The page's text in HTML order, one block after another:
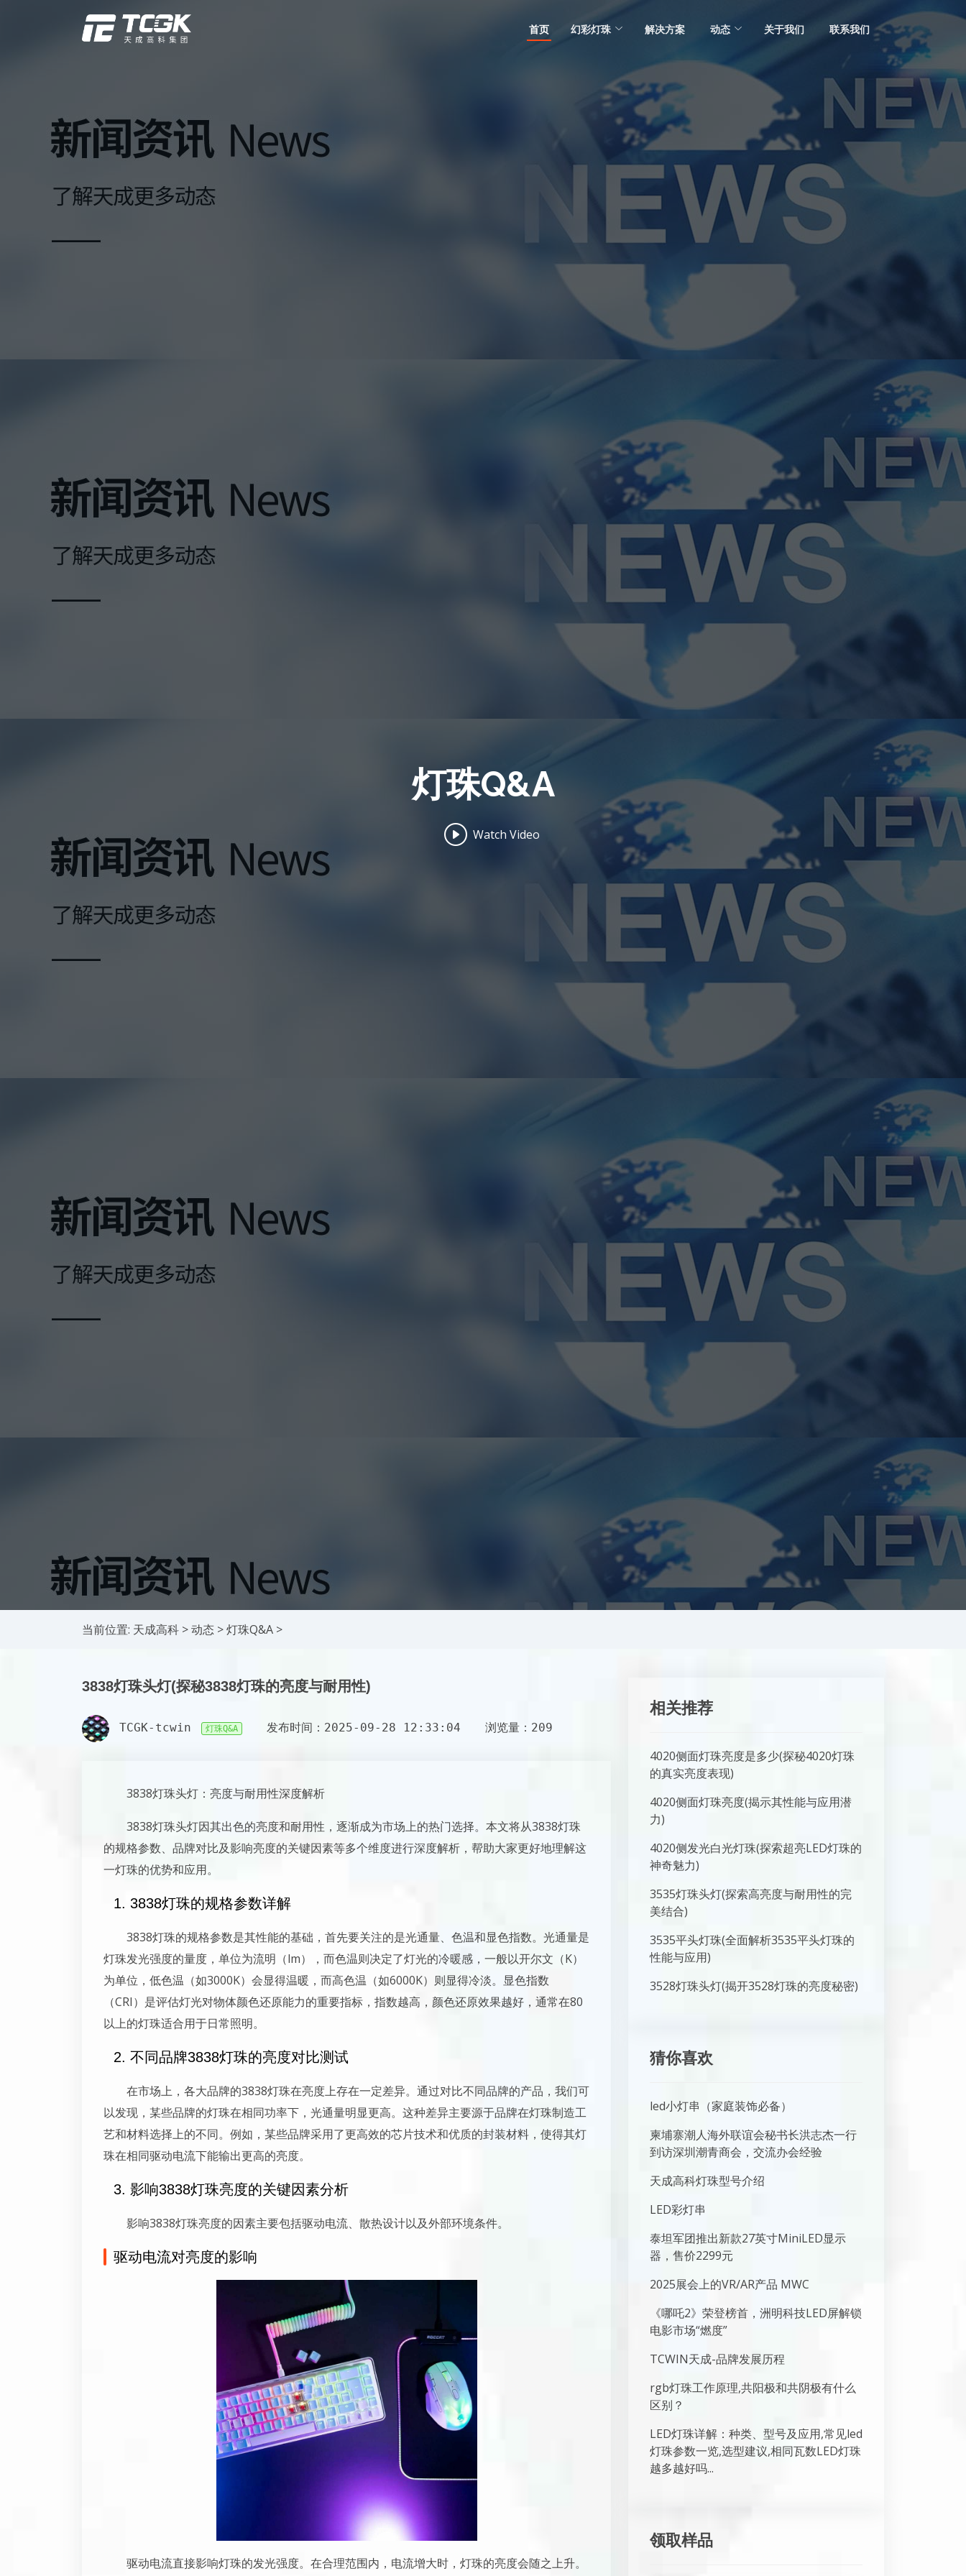
首页 幻彩灯珠 解决方案 动态 关于我们 联系我们
灯珠Q&A
Watch Video
当前位置: 天成高科 >动态 >灯珠Q&A >
3838灯珠头灯(探秘3838灯珠的亮度与耐用性)
TCGK-tcwin 灯珠Q&A 发布时间：2025-09-28 12:33:04 浏览量：209
3838灯珠头灯：亮度与耐用性深度解析
3838灯珠头灯因其出色的亮度和耐用性，逐渐成为市场上的热门选择。本文将从3838灯珠
的规格参数、品牌对比及影响亮度的关键因素等多个维度进行深度解析，帮助大家更好地理解这
一灯珠的优势和应用。
1. 3838灯珠的规格参数详解
3838灯珠的规格参数是其性能的基础，首先要关注的是光通量、色温和显色指数。光通量是
灯珠发光强度的量度，单位为流明（lm），而色温则决定了灯光的冷暖感，一般以开尔文（K）
为单位，低色温（如3000K）会显得温暖，而高色温（如6000K）则显得冷淡。显色指数
（CRI）是评估灯光对物体颜色还原能力的重要指标，指数越高，颜色还原效果越好，通常在80
以上的灯珠适合用于日常照明。
2. 不同品牌3838灯珠的亮度对比测试
在市场上，各大品牌的3838灯珠在亮度上存在一定差异。通过对比不同品牌的产品，我们可
以发现，某些品牌的灯珠在相同功率下，光通量明显更高。这种差异主要源于品牌在灯珠制造工
艺和材料选择上的不同。例如，某些品牌采用了更高效的芯片技术和优质的封装材料，使得其灯
珠在相同驱动电流下能输出更高的亮度。
3. 影响3838灯珠亮度的关键因素分析
影响3838灯珠亮度的因素主要包括驱动电流、散热设计以及外部环境条件。
驱动电流对亮度的影响
驱动电流直接影响灯珠的发光强度。在合理范围内，电流增大时，灯珠的亮度会随之上升。
相关推荐
4020侧面灯珠亮度是多少(探秘4020灯珠
的真实亮度表现)
4020侧面灯珠亮度(揭示其性能与应用潜
力)
4020侧发光白光灯珠(探索超亮LED灯珠的
神奇魅力)
3535灯珠头灯(探索高亮度与耐用性的完
美结合)
3535平头灯珠(全面解析3535平头灯珠的
性能与应用)
3528灯珠头灯(揭开3528灯珠的亮度秘密)
猜你喜欢
led小灯串（家庭装饰必备）
柬埔寨潮人海外联谊会秘书长洪志杰一行
到访深圳潮青商会，交流办会经验
天成高科灯珠型号介绍
LED彩灯串
泰坦军团推出新款27英寸MiniLED显示
器，售价2299元
2025展会上的VR/AR产品 MWC
《哪吒2》荣登榜首，洲明科技LED屏解锁
电影市场“燃度”
TCWIN天成-品牌发展历程
rgb灯珠工作原理,共阳极和共阴极有什么
区别？
LED灯珠详解：种类、型号及应用,常见led
灯珠参数一览,选型建议,相同瓦数LED灯珠
越多越好吗...
领取样品